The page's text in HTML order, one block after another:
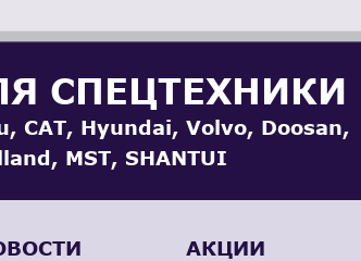
СПЕЦТЕХНИКИ
CAT, Hyundai, Volvo, Doosan,
MST, SHANTUI
АКЦИИ